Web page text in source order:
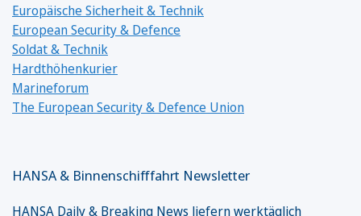
Europäische Sicherheit & Technik
European Security & Defence
Soldat & Technik
Hardthöhenkurier
Marineforum
The European Security & Defence Union
HANSA & Binnenschifffahrt Newsletter
HANSA Daily & Breaking News liefern werktäglich